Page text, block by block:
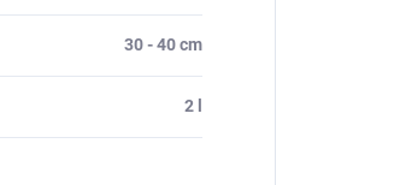
30 - 40 cm
2 l